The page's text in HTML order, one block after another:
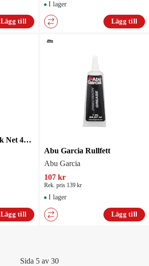
Lägg till
I lager
Lägg till
CWC Foldable Bank Net 40x50cm 75cm Streethåv
Lägg till
Abu Garcia Rullfett
Abu Garcia
107 kr
Rek. pris 139 kr
I lager
Lägg till
Sida 5 av 30